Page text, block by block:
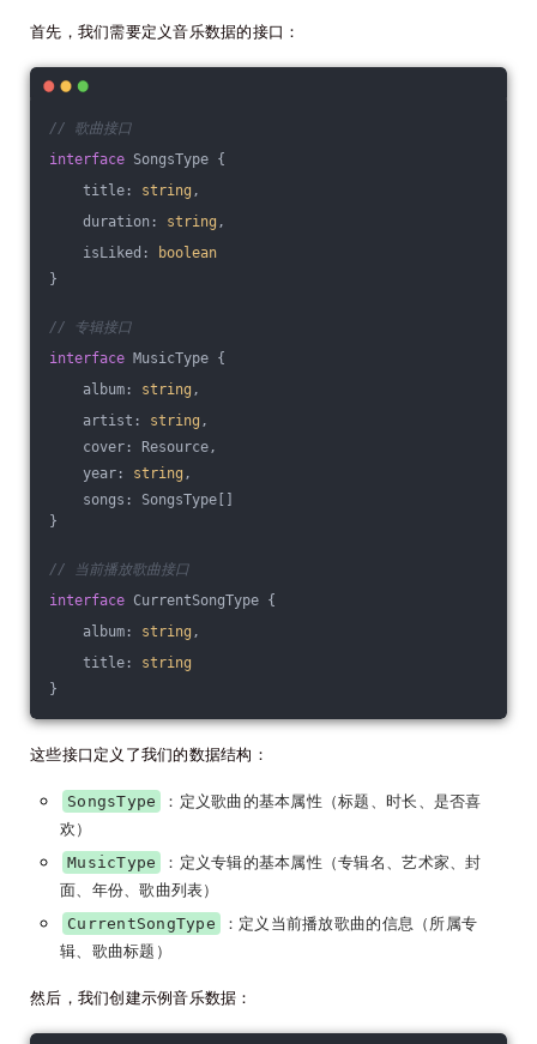
首先，我们需要定义音乐数据的接口：
// 歌曲接口
interface SongsType {
title: string ,
duration: string ,
isLiked:
boolean
}
// 专辑接口
interface MusicType {
album: string ,
artist: string ,
cover: Resource,
year: string ,
songs: SongsType[]
}
// 当前播放歌曲接口
interface CurrentSongType {
album: string ,
title: string
}
这些接口定义了我们的数据结构：
SongsType
：定义歌曲的基本属性（标题、时长、是否喜
欢）
MusicType
：定义专辑的基本属性（专辑名、艺术家、封
面、年份、歌曲列表）
CurrentSongType
：定义当前播放歌曲的信息（所属专
辑、歌曲标题）
然后，我们创建示例音乐数据：